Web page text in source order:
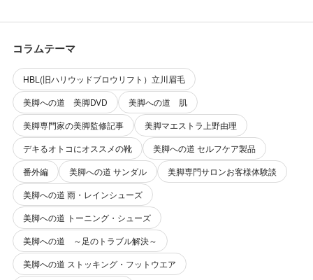
コラムテーマ
HBL(旧ハリウッドブロウリフト）立川眉毛
美脚への道 美脚DVD
美脚への道 肌
美脚専門家の美脚監修記事
美脚マエストラ上野由理
デキるオトコにオススメの靴
美脚への道 セルフケア製品
番外編
美脚への道 サンダル
美脚専門サロンお客様体験談
美脚への道 雨・レインシューズ
美脚への道 トーニング・シューズ
美脚への道 ～足のトラブル解決～
美脚への道 ストッキング・フットウエア